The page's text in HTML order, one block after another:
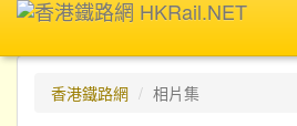
香港鐵路網
相片集